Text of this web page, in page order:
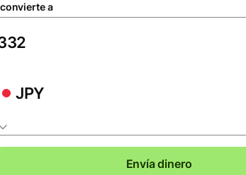
a
JPY
Envía dinero